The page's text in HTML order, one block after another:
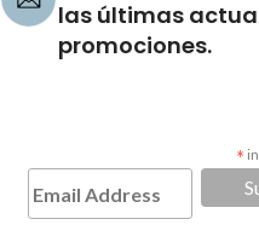
las últimas
promociones.
*